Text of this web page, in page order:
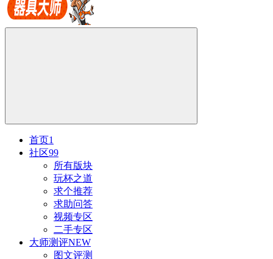
首页1
社区99
所有版块
玩杯之道
求个推荐
求助问答
视频专区
二手专区
大师测评NEW
图文评测